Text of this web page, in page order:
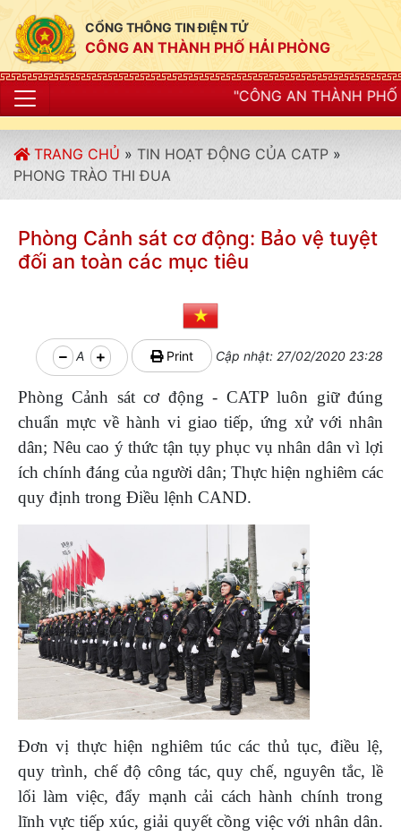
CỔNG THÔNG TIN ĐIỆN TỬ
CÔNG AN THÀNH PHỐ HẢI PHÒNG
"CÔNG AN THÀNH PHỐ HẢI PHÒNG
TRANG CHỦ » TIN HOẠT ĐỘNG CỦA CATP »
PHONG TRÀO THI ĐUA
Phòng Cảnh sát cơ động: Bảo vệ tuyệt
đối an toàn các mục tiêu
A Print Cập nhật: 27/02/2020 23:28
Phòng Cảnh sát cơ động - CATP luôn giữ đúng
chuẩn mực về hành vi giao tiếp, ứng xử với nhân
dân; Nêu cao ý thức tận tụy phục vụ nhân dân vì lợi
ích chính đáng của người dân; Thực hiện nghiêm các
quy định trong Điều lệnh CAND.
Đơn vị thực hiện nghiêm túc các thủ tục, điều lệ,
quy trình, chế độ công tác, quy chế, nguyên tắc, lề
lối làm việc, đẩy mạnh cải cách hành chính trong
lĩnh vực tiếp xúc, giải quyết cồng việc với nhân dân.